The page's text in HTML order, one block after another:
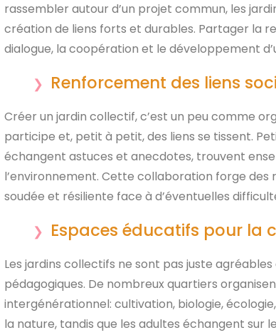
rassembler autour d’un projet commun, les
création de liens forts et durables. Partager la
dialogue, la coopération et le développement
Renforcement des liens
Créer un jardin collectif, c’est un peu comme
participe et, petit à petit, des liens se tissent.
échangent astuces et anecdotes, trouvent
l’environnement. Cette collaboration forge
soudée et résiliente face à d’éventuelles
Espaces éducatifs pour la
Les jardins collectifs ne sont pas juste
pédagogiques. De nombreux quartiers
intergénérationnel: cultivation, biologie,
la nature, tandis que les adultes échangent sur